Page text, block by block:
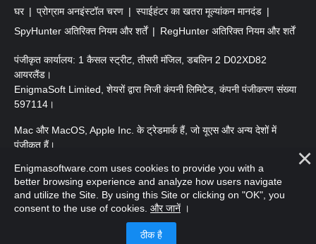
घर प्रोग्राम अनइंस्टॉल चरण
स्पाईहंटर का खतरा मूल्यांकन मानदंड
SpyHunter अतिरिक्त नियम और शर्तें
RegHunter अतिरिक्त नियम और शर्तें
पंजीकृत कार्यालय: 1 कैसल स्ट्रीट, तीसरी मंजिल, डबलिन 2 D02XD82
आयरलैंड।
EnigmaSoft Limited, शेयरों द्वारा निजी कंपनी लिमिटेड, कंपनी पंजीकरण संख्या
597114।
Mac और MacOS, Apple Inc. के ट्रेडमार्क हैं, जो यूएस और अन्य देशों में
पंजीकृत हैं।
कॉपीराइट 2016-2026। EnigmaSoft Ltd. सर्वाधिकार सुरक्षित।
Enigmasoftware.com uses cookies to provide you with a
better browsing experience and analyze how users navigate
and utilize the Site. By using this Site or clicking on "OK", you
consent to the use of cookies. और जानें ।